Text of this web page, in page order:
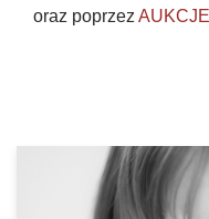
oraz poprzez